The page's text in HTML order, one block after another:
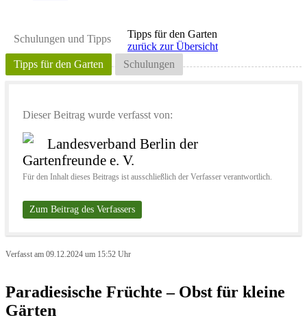
Schulungen und Tipps
Tipps für den Garten Schulungen
Tipps für den Garten
zurück zur Übersicht
Dieser Beitrag wurde verfasst von:
Landesverband Berlin der
Gartenfreunde e. V.
Für den Inhalt dieses Beitrags ist ausschließlich der Verfasser verantwortlich.
Zum Beitrag des Verfassers
Verfasst am 09.12.2024 um 15:52 Uhr
Paradiesische Früchte – Obst für kleine
Gärten